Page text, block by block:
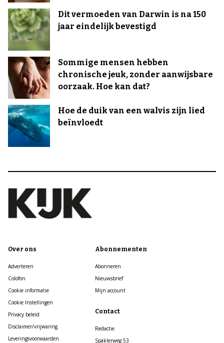
Dit vermoeden van Darwin is na 150
jaar eindelijk bevestigd
Sommige mensen hebben
chronische jeuk, zonder aanwijsbare
oorzaak. Hoe kan dat?
Hoe de duik van een walvis zijn lied
beïnvloedt
Over ons
Adverteren
Colofon
Cookie informatie
Cookie Instellingen
Privacy beleid
Disclaimer/vrijwaring
Leveringsvoorwaarden
Abonnementen
Abonneren
Nieuwsbrief
Mijn account
Contact
Redactie
Spaklerweg 53